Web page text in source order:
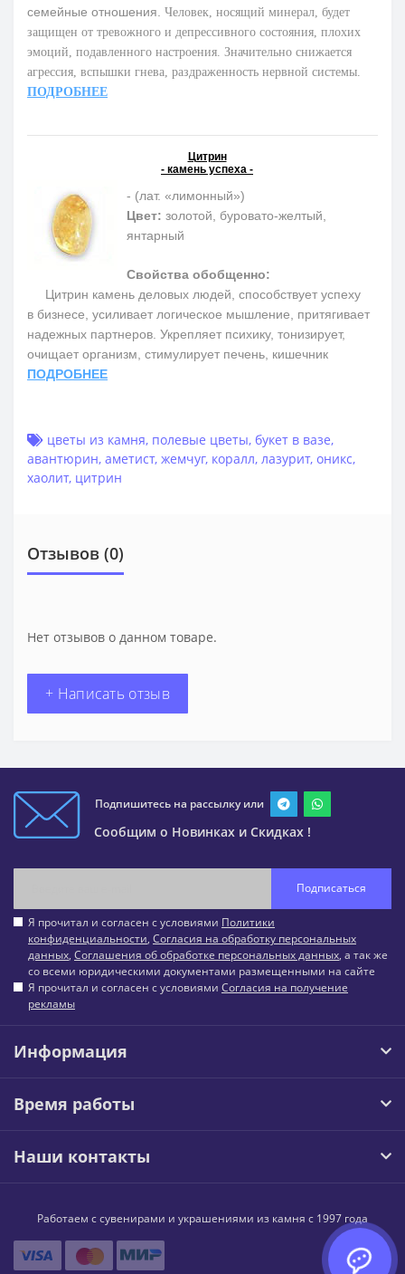
семейные отношения. Человек, носящий минерал, будет
защищен от тревожного и депрессивного состояния, плохих
эмоций, подавленного настроения. Значительно снижается
агрессия, вспышки гнева, раздраженность нервной системы.
ПОДРОБНЕЕ
Цитрин
- камень успеха -
- (лат. «лимонный»)
Цвет: золотой, буровато-желтый,
янтарный
Свойства обобщенно:
Цитрин камень деловых людей, способствует успеху
в бизнесе, усиливает логическое мышление, притягивает
надежных партнеров. Укрепляет психику, тонизирует,
очищает организм, стимулирует печень, кишечник
ПОДРОБНЕЕ
цветы из камня, полевые цветы, букет в вазе,
авантюрин, аметист, жемчуг, коралл, лазурит, оникс,
хаолит, цитрин
Отзывов (0)
Нет отзывов о данном товаре.
+ Написать отзыв
Подпишитесь на рассылку или
Сообщим о Новинках и Скидках !
Подписаться
Я прочитал и согласен с условиями Политики
конфиденциальности, Согласия на обработку персональных
данных, Соглашения об обработке персональных данных, а так же
со всеми юридическими документами размещенными на сайте
Я прочитал и согласен с условиями Согласия на получение
рекламы
Информация
Время работы
Наши контакты
Работаем с сувенирами и украшениями из камня с 1997 года